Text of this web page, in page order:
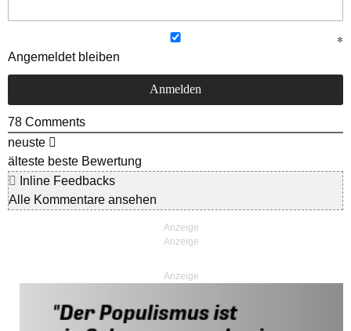
Angemeldet bleiben
78 Comments
neuste
älteste beste Bewertung
Inline Feedbacks
Alle Kommentare ansehen
Anzeige